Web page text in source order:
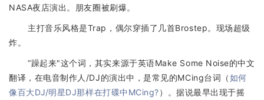
NASA夜店演出。朋友圈被刷爆。
主打音乐风格是Trap，偶尔穿插了几首Brostep。现场超级
炸。
“躁起来"这个词，其实来源于英语Make Some Noise的中文
翻译，在电音制作人/DJ的演出中，是常见的MCing台词（如何
像百大DJ/明星DJ那样在打碟中MCing?）。据说最早出现于摇